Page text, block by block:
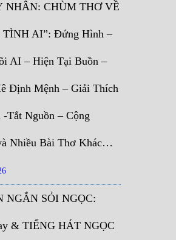
NHÂN: CHÙM THƠ VỀ
TÌNH AI”: Đứng Hình –
AI – Hiện Tại Buồn –
Định Mệnh – Giải Thích
-Tắt Nguồn – Cộng
Nhiều Bài Thơ Khác…
NGẮN SỎI NGỌC:
& TIẾNG HÁT NGỌC